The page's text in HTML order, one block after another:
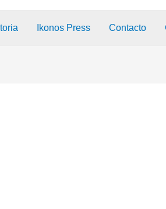
Ikonos Press Contacto